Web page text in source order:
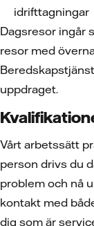
idrifttagningar
Dagsresor ingår
resor med
uppdraget.
Vårt arbetssätt
person drivs du
problem och nå
kontakt med
dig som är